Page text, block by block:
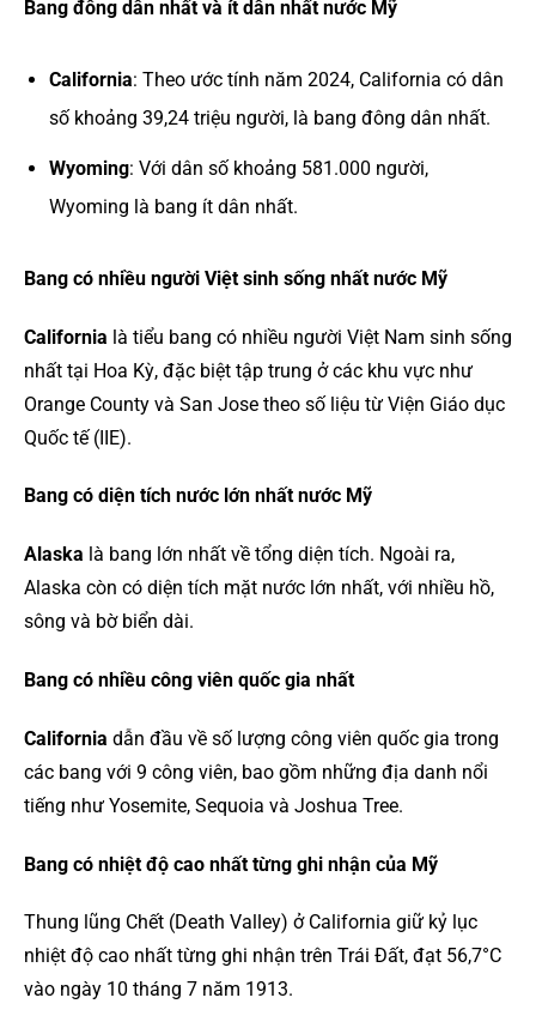
Bang đông dân nhất và ít dân nhất nước Mỹ
California: Theo ước tính năm 2024, California có dân
số khoảng 39,24 triệu người, là bang đông dân nhất.
Wyoming: Với dân số khoảng 581.000 người,
Wyoming là bang ít dân nhất.
Bang có nhiều người Việt sinh sống nhất nước Mỹ
California là tiểu bang có nhiều người Việt Nam sinh sống
nhất tại Hoa Kỳ, đặc biệt tập trung ở các khu vực như
Orange County và San Jose theo số liệu từ Viện Giáo dục
Quốc tế (IIE).
Bang có diện tích nước lớn nhất nước Mỹ
Alaska là bang lớn nhất về tổng diện tích. Ngoài ra,
Alaska còn có diện tích mặt nước lớn nhất, với nhiều hồ,
sông và bờ biển dài.
Bang có nhiều công viên quốc gia nhất
California dẫn đầu về số lượng công viên quốc gia trong
các bang với 9 công viên, bao gồm những địa danh nổi
tiếng như Yosemite, Sequoia và Joshua Tree.
Bang có nhiệt độ cao nhất từng ghi nhận của Mỹ
Thung lũng Chết (Death Valley) ở California giữ kỷ lục
nhiệt độ cao nhất từng ghi nhận trên Trái Đất, đạt 56,7°C
vào ngày 10 tháng 7 năm 1913.